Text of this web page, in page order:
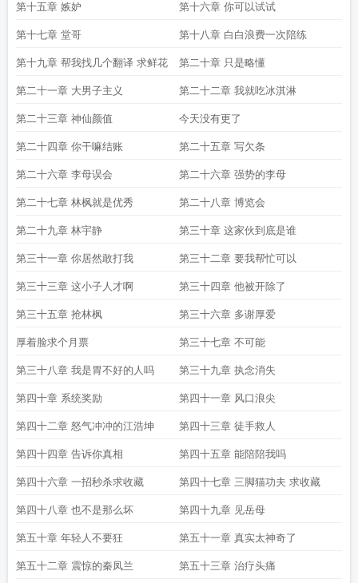
第十五章 嫉妒 第十六章 你可以试试
第十七章 堂哥 第十八章 白白浪费一次陪练
第十九章 帮我找几个翻译 求鲜花 第二十章 只是略懂
第二十一章 大男子主义 第二十二章 我就吃冰淇淋
第二十三章 神仙颜值 今天没有更了
第二十四章 你干嘛结账 第二十五章 写欠条
第二十六章 李母误会 第二十六章 强势的李母
第二十七章 林枫就是优秀 第二十八章 博览会
第二十九章 林宇静 第三十章 这家伙到底是谁
第三十一章 你居然敢打我 第三十二章 要我帮忙可以
第三十三章 这小子人才啊 第三十四章 他被开除了
第三十五章 抢林枫 第三十六章 多谢厚爱
厚着脸求个月票 第三十七章 不可能
第三十八章 我是胃不好的人吗 第三十九章 执念消失
第四十章 系统奖励 第四十一章 风口浪尖
第四十二章 怒气冲冲的江浩坤 第四十三章 徒手救人
第四十四章 告诉你真相 第四十五章 能陪陪我吗
第四十六章 一招秒杀求收藏 第四十七章 三脚猫功夫 求收藏
第四十八章 也不是那么坏 第四十九章 见岳母
第五十章 年轻人不要狂 第五十一章 真实太神奇了
第五十二章 震惊的秦凤兰 第五十三章 治疗头痛